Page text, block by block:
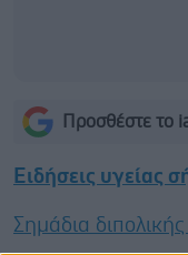
Προσθέστε το
Ειδήσεις υγείας
Σημάδια